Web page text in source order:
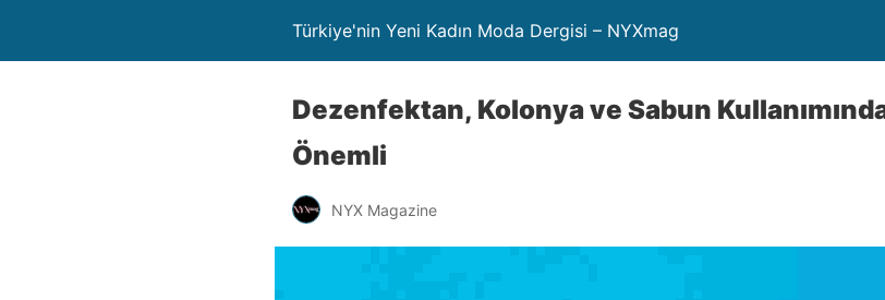
Türkiye'nin Yeni Kadın Moda Dergisi – NYXmag
Dezenfektan, Kolonya ve Sabun
Önemli
NYX Magazine